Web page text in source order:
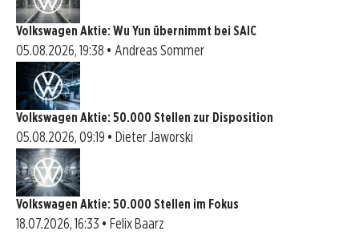
Volkswagen Aktie: Wu Yun übernimmt bei SAIC
05.08.2026, 19:38 • Andreas Sommer
Volkswagen Aktie: 50.000 Stellen zur Disposition
05.08.2026, 09:19 • Dieter Jaworski
Volkswagen Aktie: 50.000 Stellen im Fokus
18.07.2026, 16:33 • Felix Baarz